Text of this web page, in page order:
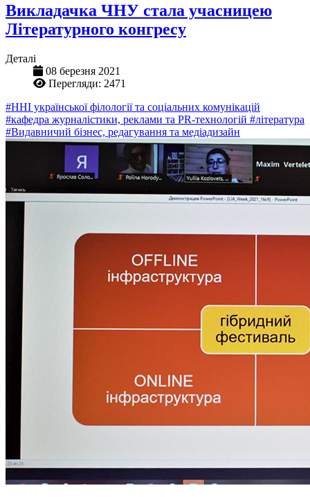
Викладачка ЧНУ стала учасницею
Літературного конгресу
Деталі
08 березня 2021
Перегляди: 2471
#ННІ української філології та соціальних комунікацій
#кафедра журналістики, реклами та PR-технологій #література
#Видавничий бізнес, редагування та медіадизайн